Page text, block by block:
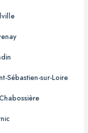
Sébastien-sur-Loire